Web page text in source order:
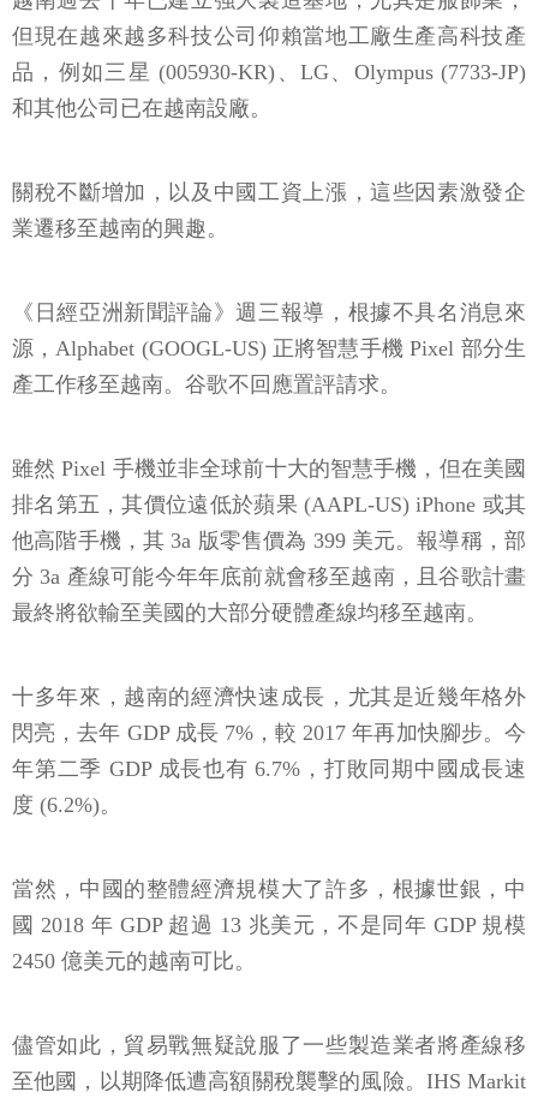
但現在越來越多科技公司仰賴當地工廠生產高科技產
品，例如三星 (005930-KR)、LG、Olympus (7733-JP)
和其他公司已在越南設廠。
關稅不斷增加，以及中國工資上漲，這些因素激發企
業遷移至越南的興趣。
《日經亞洲新聞評論》週三報導，根據不具名消息來
源，Alphabet (GOOGL-US) 正將智慧手機 Pixel 部分生
產工作移至越南。谷歌不回應置評請求。
雖然 Pixel 手機並非全球前十大的智慧手機，但在美國
排名第五，其價位遠低於蘋果 (AAPL-US) iPhone 或其
他高階手機，其 3a 版零售價為 399 美元。報導稱，部
分 3a 產線可能今年年底前就會移至越南，且谷歌計畫
最終將欲輸至美國的大部分硬體產線均移至越南。
十多年來，越南的經濟快速成長，尤其是近幾年格外
閃亮，去年 GDP 成長 7%，較 2017 年再加快腳步。今
年第二季 GDP 成長也有 6.7%，打敗同期中國成長速
度 (6.2%)。
當然，中國的整體經濟規模大了許多，根據世銀，中
國 2018 年 GDP 超過 13 兆美元，不是同年 GDP 規模
2450 億美元的越南可比。
儘管如此，貿易戰無疑說服了一些製造業者將產線移
至他國，以期降低遭高額關稅襲擊的風險。IHS Markit